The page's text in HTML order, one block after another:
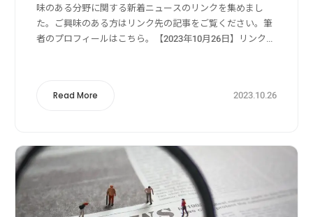
2023.10.26
味のある分野に関する新着ニュースのリンクを集めまし
た。ご興味のある方はリンク先の記事をご覧ください。筆
者のプロフィールはこちら。【2023年10月26日】リンク
Read More